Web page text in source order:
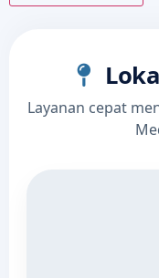
Layanan cepat